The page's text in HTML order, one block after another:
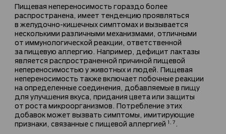
Пищевая непереносимость гораздо более
распространена, имеет тенденцию проявляться
в желудочно-кишечных симптомах и вызывается
несколькими различными механизмами, отличными
от иммунологической реакции, ответственной
за пищевую аллергию. Например, дефицит лактазы
является распространенной причиной пищевой
непереносимостью у животных и людей. Пищевая
непереносимость также включает побочные реакции
на определенные соединения, добавляемые в пищу
для улучшения вкуса, придания цвета или защиты
от роста микроорганизмов. Потребление этих
добавок может вызвать симптомы, имитирующие
признаки, связанные с пищевой аллергией 1, 7